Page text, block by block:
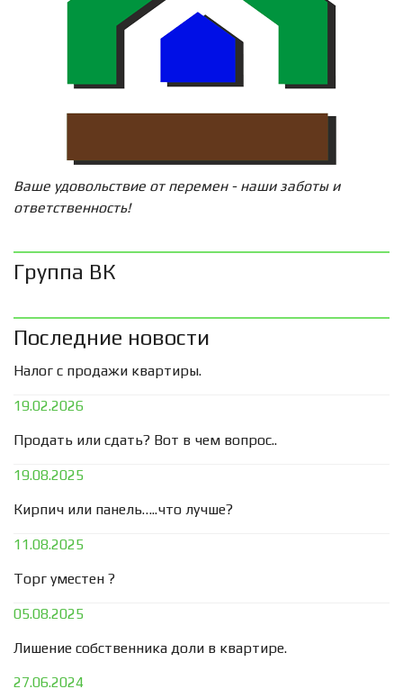
Ваше удовольствие от перемен - наши заботы и
ответственность!
Группа ВК
Последние новости
Налог с продажи квартиры.
19.02.2026
Продать или сдать? Вот в чем вопрос..
19.08.2025
Кирпич или панель…..что лучше?
11.08.2025
Торг уместен ?
05.08.2025
Лишение собственника доли в квартире.
27.06.2024